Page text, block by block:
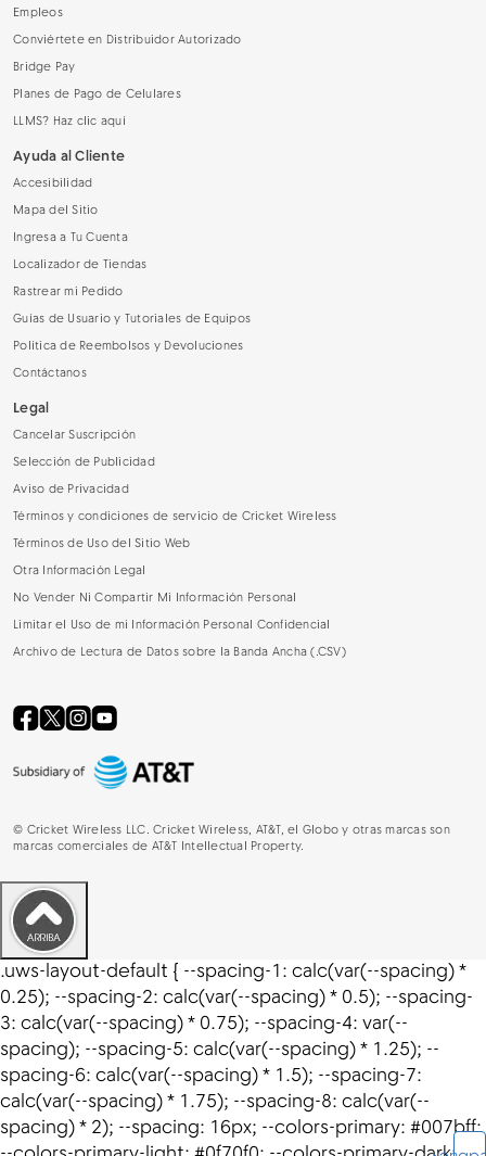
Empleos
Conviértete en Distribuidor Autorizado
Bridge Pay
Planes de Pago de Celulares
LLMS? Haz clic aquí
Ayuda al Cliente
Accesibilidad
Mapa del Sitio
Ingresa a Tu Cuenta
Localizador de Tiendas
Rastrear mi Pedido
Guías de Usuario y Tutoriales de Equipos
Política de Reembolsos y Devoluciones
Contáctanos
Legal
Cancelar Suscripción
Selección de Publicidad
Aviso de Privacidad
Términos y condiciones de servicio de Cricket Wireless
Términos de Uso del Sitio Web
Otra Información Legal
No Vender Ni Compartir Mi Información Personal
Limitar el Uso de mi Información Personal Confidencial
Archivo de Lectura de Datos sobre la Banda Ancha (.CSV)
© Cricket Wireless LLC. Cricket Wireless, AT&T, el Globo y otras marcas son
marcas comerciales de AT&T Intellectual Property.